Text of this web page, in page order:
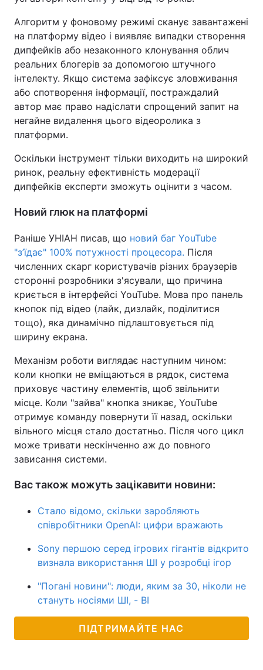
Алгоритм у фоновому режимі сканує завантажені
на платформу відео і виявляє випадки створення
дипфейків або незаконного клонування облич
реальних блогерів за допомогою штучного
інтелекту. Якщо система зафіксує зловживання
або спотворення інформації, постраждалий
автор має право надіслати спрощений запит на
негайне видалення цього відеоролика з
платформи.
Оскільки інструмент тільки виходить на широкий
ринок, реальну ефективність модерації
дипфейків експерти зможуть оцінити з часом.
Новий глюк на платформі
Раніше УНІАН писав, що новий баг YouTube
"з’їдає" 100% потужності процесора. Після
численних скарг користувачів різних браузерів
сторонні розробники з'ясували, що причина
криється в інтерфейсі YouTube. Мова про панель
кнопок під відео (лайк, дизлайк, поділитися
тощо), яка динамічно підлаштовується під
ширину екрана.
Механізм роботи виглядає наступним чином:
коли кнопки не вміщаються в рядок, система
приховує частину елементів, щоб звільнити
місце. Коли "зайва" кнопка зникає, YouTube
отримує команду повернути її назад, оскільки
вільного місця стало достатньо. Після чого цикл
може тривати нескінченно аж до повного
зависання системи.
Вас також можуть зацікавити новини:
Стало відомо, скільки заробляють
співробітники OpenAI: цифри вражають
Sony першою серед ігрових гігантів відкрито
визнала використання ШІ у розробці ігор
"Погані новини": люди, яким за 30, ніколи не
стануть носіями ШІ, - BI
ПІДТРИМАЙТЕ НАС